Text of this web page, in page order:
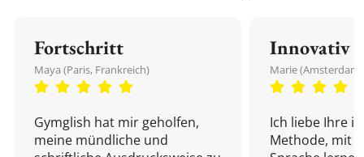
Fortschritt
Maya (Paris, Frankreich)
Gymglish hat mir geholfen,
meine mündliche und
Innovativ
Marie
Ich liebe Ihre
Methode, mit